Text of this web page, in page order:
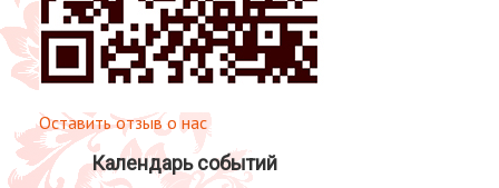
Оставить отзыв о нас
Календарь событий